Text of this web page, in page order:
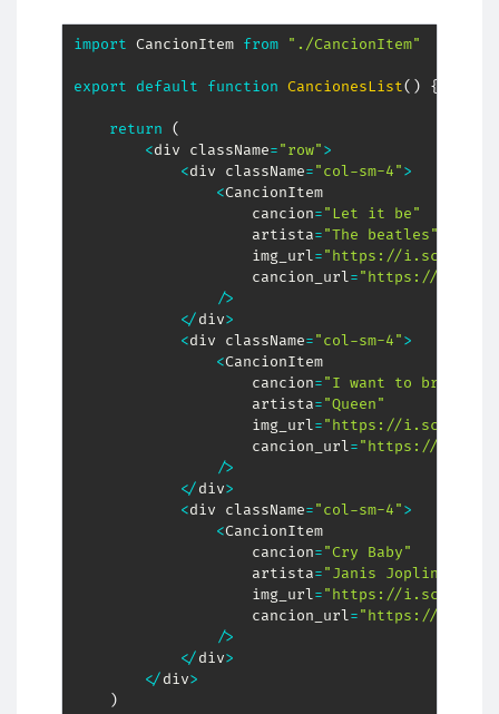
import CancionItem from "./CancionItem"
export default function CancionesList( ) {
return
(
<div className="row">
<div className="col-sm-4">
<CancionItem
                    cancion
="Let it be"
                    artista
="The beatles"
                    img_url
="https://i.scdn.co/
                    cancion_url
="https://
/>
</div>
<div className="col-sm-4">
<CancionItem
                    cancion
="I want to break
                    artista
="Queen"
                    img_url
="https://i.scdn.co/
                    cancion_url
="https://
/>
</div>
<div className="col-sm-4">
<CancionItem
                    cancion
="Cry Baby"
                    artista
="Janis Joplin"
                    img_url
="https://i.scdn.co/
                    cancion_url
="https://
/>
</div>
</div>
)